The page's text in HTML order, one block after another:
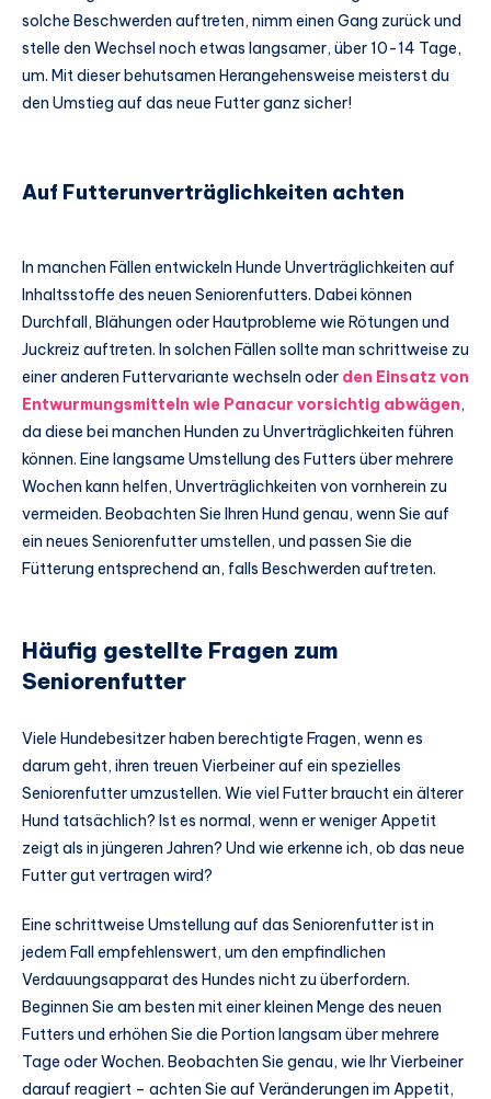
solche Beschwerden auftreten, nimm einen Gang zurück und
stelle den Wechsel noch etwas langsamer, über 10-14 Tage,
um. Mit dieser behutsamen Herangehensweise meisterst du
den Umstieg auf das neue Futter ganz sicher!
Auf Futterunverträglichkeiten achten
In manchen Fällen entwickeln Hunde Unverträglichkeiten auf
Inhaltsstoffe des neuen Seniorenfutters. Dabei können
Durchfall, Blähungen oder Hautprobleme wie Rötungen und
Juckreiz auftreten. In solchen Fällen sollte man schrittweise zu
einer anderen Futtervariante wechseln oder den Einsatz von
Entwurmungsmitteln wie Panacur vorsichtig abwägen,
da diese bei manchen Hunden zu Unverträglichkeiten führen
können. Eine langsame Umstellung des Futters über mehrere
Wochen kann helfen, Unverträglichkeiten von vornherein zu
vermeiden. Beobachten Sie Ihren Hund genau, wenn Sie auf
ein neues Seniorenfutter umstellen, und passen Sie die
Fütterung entsprechend an, falls Beschwerden auftreten.
Häufig gestellte Fragen zum
Seniorenfutter
Viele Hundebesitzer haben berechtigte Fragen, wenn es
darum geht, ihren treuen Vierbeiner auf ein spezielles
Seniorenfutter umzustellen. Wie viel Futter braucht ein älterer
Hund tatsächlich? Ist es normal, wenn er weniger Appetit
zeigt als in jüngeren Jahren? Und wie erkenne ich, ob das neue
Futter gut vertragen wird?
Eine schrittweise Umstellung auf das Seniorenfutter ist in
jedem Fall empfehlenswert, um den empfindlichen
Verdauungsapparat des Hundes nicht zu überfordern.
Beginnen Sie am besten mit einer kleinen Menge des neuen
Futters und erhöhen Sie die Portion langsam über mehrere
Tage oder Wochen. Beobachten Sie genau, wie Ihr Vierbeiner
darauf reagiert – achten Sie auf Veränderungen im Appetit,